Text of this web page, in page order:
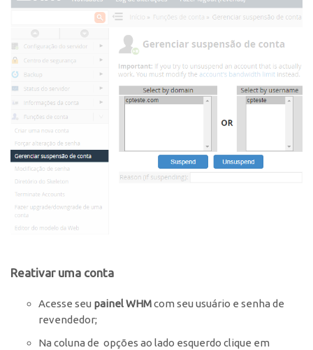
Reativar uma conta
Acesse seu painel WHMcom seu usuário e senha de
revendedor;
Na coluna de opções ao lado esquerdo clique em